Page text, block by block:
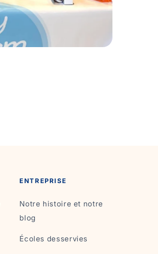
ENTREPRISE
Notre histoire et notre
blog
Écoles desservies